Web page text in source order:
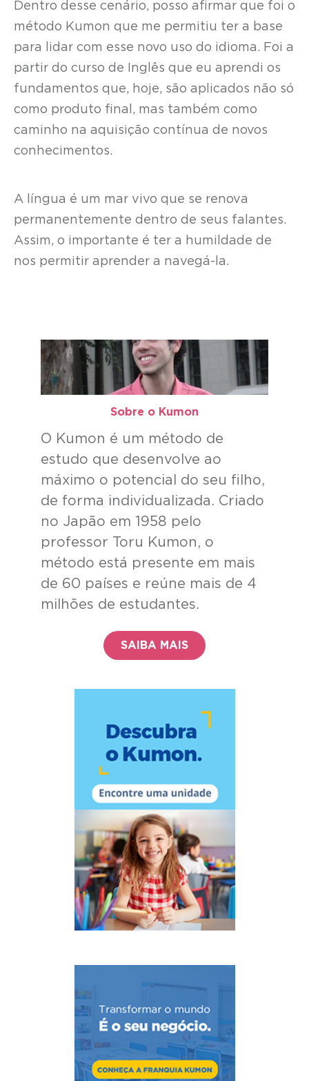
Dentro desse cenário, posso afirmar que foi o
método Kumon que me permitiu ter a base
para lidar com esse novo uso do idioma. Foi a
partir do curso de Inglês que eu aprendi os
fundamentos que, hoje, são aplicados não só
como produto final, mas também como
caminho na aquisição contínua de novos
conhecimentos.
A língua é um mar vivo que se renova
permanentemente dentro de seus falantes.
Assim, o importante é ter a humildade de
nos permitir aprender a navegá-la.
Sobre o Kumon​
O Kumon é um método de
estudo que desenvolve ao
máximo o potencial do seu filho,
de forma individualizada. Criado
no Japão em 1958 pelo
professor Toru Kumon, o
método está presente em mais
de 60 países e reúne mais de 4
milhões de estudantes.
SAIBA MAIS